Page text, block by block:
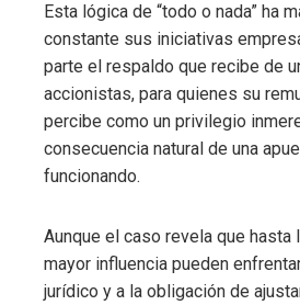
Esta lógica de “todo o nada” ha
constante sus iniciativas
parte el respaldo que recibe de
accionistas, para quienes su
percibe como un privilegio
consecuencia natural de una
funcionando.
Aunque el caso revela que hasta
mayor influencia pueden
jurídico y a la obligación de